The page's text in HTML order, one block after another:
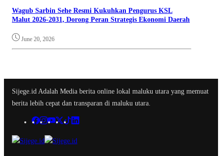
Wagub Sarbin Sehe Resmi Kukuhkan Pengurus KSL
Malut 2026-2031, Dorong Peran Strategis Ekonomi Daerah
June 20, 2026
Sijege.id Adalah Media berita online lokal maluku utara yang memuat
berita lebih cepat dan transparan di maluku utara.